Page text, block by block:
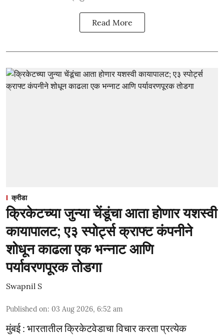
Read More
क्रीडा
क्रिकेटच्या जुन्या चेंडूंचा आता होणार यशस्वी
कायापालट; ए३ स्पोर्ट्स क्राफ्ट कंपनीने
शोधून काढला एक भन्नाट आणि
पर्यावरणपूरक तोडगा
Swapnil S
Published on: 03 Aug 2026, 6:52 am
मुंबई : भारतातील क्रिकेटवेडाचा विचार करता प्रत्येक